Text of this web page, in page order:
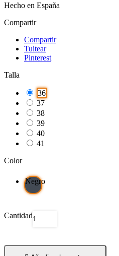
Hecho en España
Compartir
Compartir
Tuitear
Pinterest
Talla
36
37
38
39
40
41
Color
Negro
Cantidad